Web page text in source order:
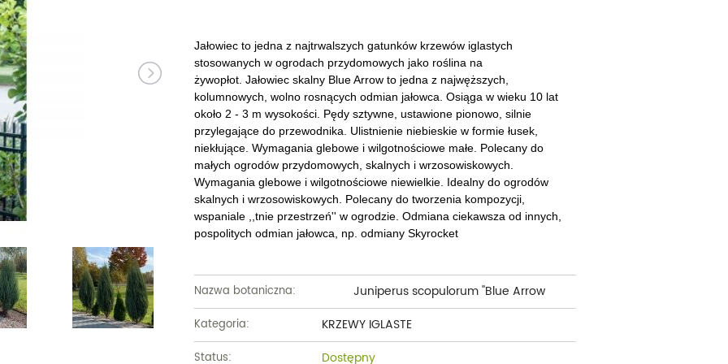
Dęby
Glediczje
Głogi
Graby
Jabłonie ozdobne
Jarzębiny i jarząby
Kasztanowce
Wierzby
Wiśnie ozdobne
Złotokapy
Pozostałe
Forsycje
Hibiskusy
Hortensje
Jaśminowce
Kaliny
Kalmie
Krzewuszki
Pięciorniki
Piwonie
Pnącza
Powojniki - Clematisy
Różaneczniki
Tawuły i tawułki
Wisterie
Żarnowce
Pozostałe
Jałowiec to jedna z najtrwalszych gatunków krzewów iglastych
stosowanych w ogrodach przydomowych jako roślina na
żywopłot. Jałowiec skalny Blue Arrow to jedna z najwęższych,
kolumnowych, wolno rosnących odmian jałowca. Osiąga w wieku 10 lat
około 2 - 3 m wysokości. Pędy sztywne, ustawione pionowo, silnie
przylegające do przewodnika. Ulistnienie niebieskie w formie łusek,
niekłujące. Wymagania glebowe i wilgotnościowe małe. Polecany do
małych ogrodów przydomowych, skalnych i wrzosowiskowych.
Wymagania glebowe i wilgotnościowe niewielkie. Idealny do ogrodów
skalnych i wrzosowiskowych. Polecany do tworzenia kompozycji,
wspaniale ,,tnie przestrzeń'' w ogrodzie. Odmiana ciekawsza od innych,
pospolitych odmian jałowca, np. odmiany Skyrocket
Nazwa botaniczna: Juniperus scopulorum ''Blue Arrow
Kategoria: KRZEWY IGLASTE
Status: Dostępny